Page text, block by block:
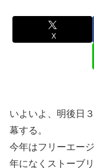
X
いよいよ、明後日
幕する。
今年はフリーエー
年になくストーブ